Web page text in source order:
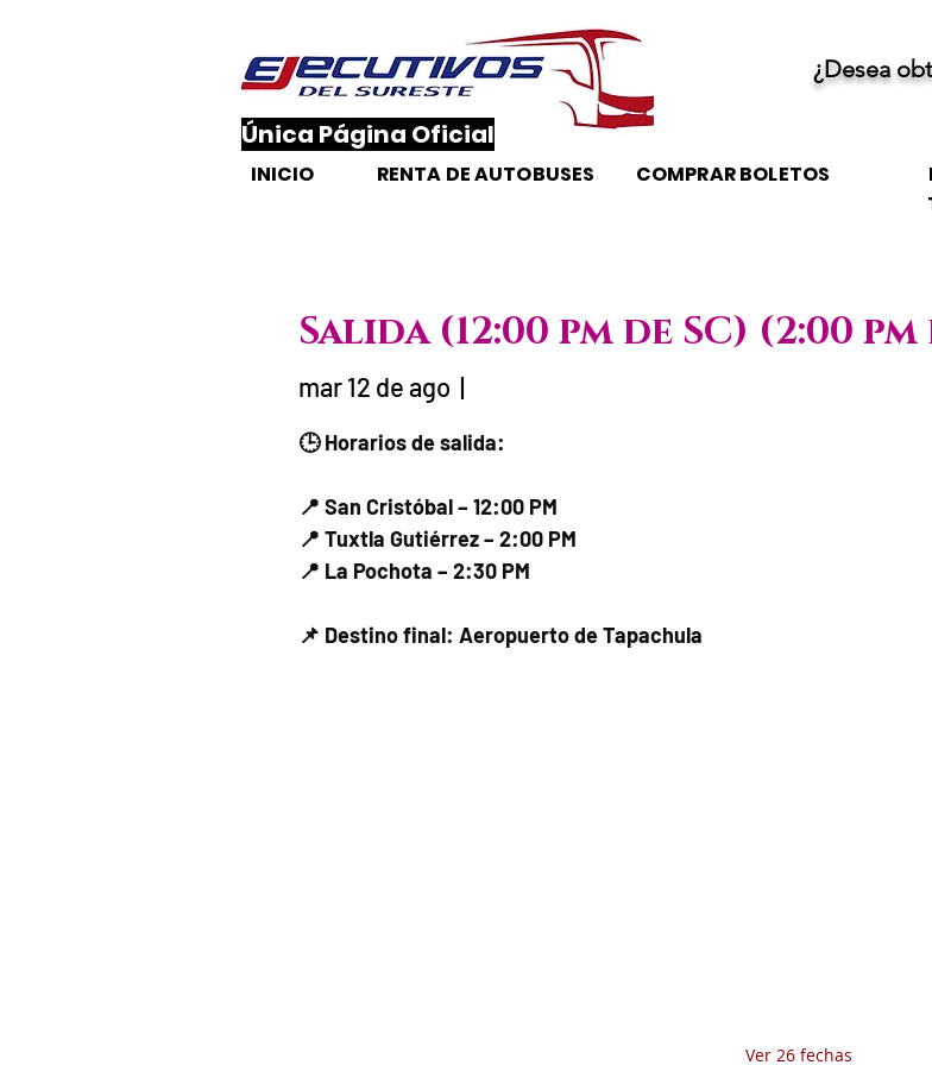
​Única Página Oficial
¿Desea
INICIO RENTA DE AUTOBUSES COMPRAR BOLETOS
Salida (12:00 pm de SC) (2:00
mar 12 de ago
  |
🕒 Horarios de salida:
📍 San Cristóbal – 12:00 PM
📍 Tuxtla Gutiérrez – 2:00 PM
📍 La Pochota – 2:30 PM
📌 Destino final: Aeropuerto de Tapachula
Ver 26 fechas